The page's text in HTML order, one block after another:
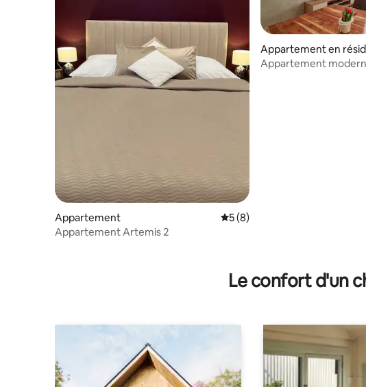
Appartement Évaluation moyenne sur la
5 (8)
Appartement Artemis 2
Appartement en
Appartement
Le confort d'un